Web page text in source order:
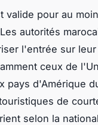
pour au
autorités
l'entrée sur
ceux de
pays d'Amérique
de
selon la